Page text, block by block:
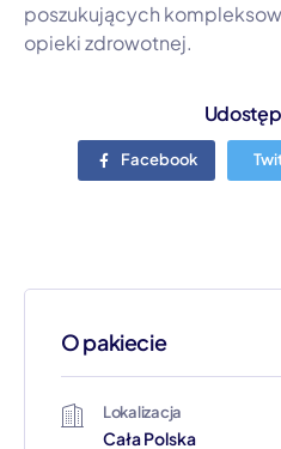
O pakiecie
Lokalizacja
Cała Polska
poszukujących
opieki zdrowotnej.
Facebook